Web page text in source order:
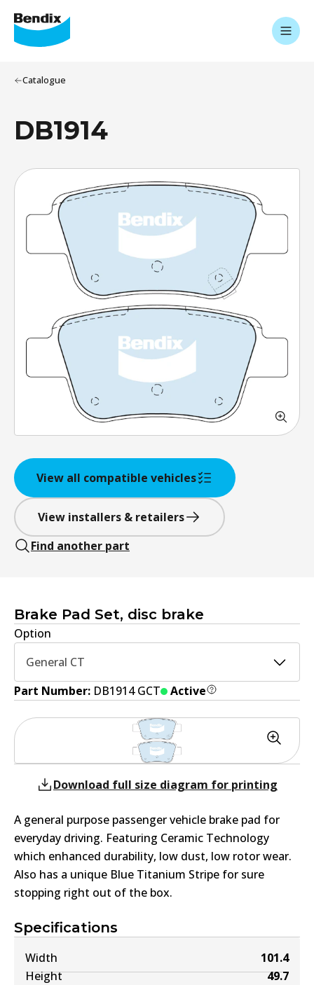
Catalogue
DB1914
View all compatible vehicles
View installers & retailers
Find another part
Brake Pad Set, disc brake
Option
General CT
Part Number: DB1914 GCT Active
Specifications
Width
101.4
Height
49.7
Download full size diagram for printing
A general purpose passenger vehicle brake pad for
everyday driving. Featuring Ceramic Technology
which enhanced durability, low dust, low rotor wear.
Also has a unique Blue Titanium Stripe for sure
stopping right out of the box.